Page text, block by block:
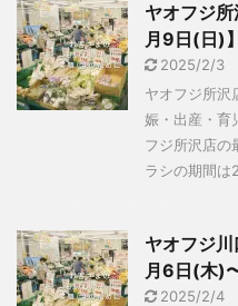
ヤオフジ
月9日(日)】
2025/2/3
ヤオフジ所沢
娠・出産・育
フジ所沢店の
ラシの期間
ヤオフジ
月6日(木)
2025/2/4